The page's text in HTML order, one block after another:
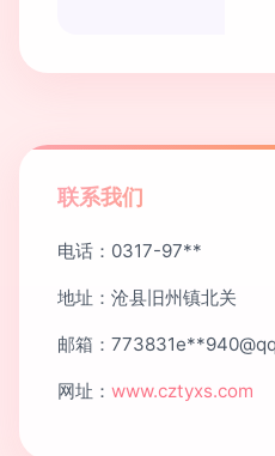
联系我们
电话：0317-97**
地址：沧县旧州镇北关
邮箱：773831e**
网址： www.cztyxs.com